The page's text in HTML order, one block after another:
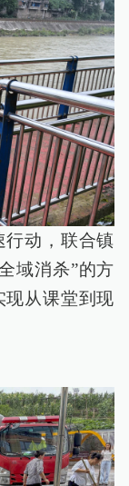
行动，联合镇
域消杀”的方
现从课堂到现